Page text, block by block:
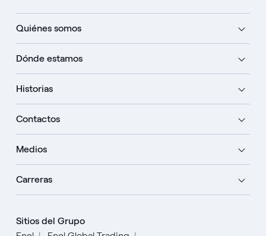
Quiénes somos
Dónde estamos
Historias
Contactos
Medios
Carreras
Sitios del Grupo